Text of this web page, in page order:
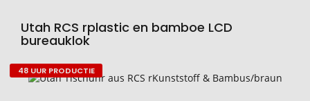
Utah RCS rplastic en bamboe LCD
bureauklok
Naar
48 UUR PRODUCTIE